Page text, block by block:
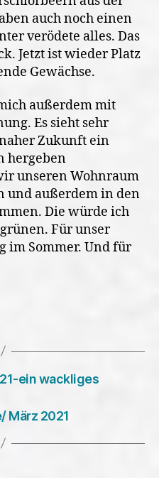
auch noch einen
verödete alles. Das
Jetzt ist wieder Platz
Gewächse.
außerdem mit
Es sieht sehr
Zukunft ein
hergeben
unseren Wohnraum
und außerdem in den
Die würde ich
Für unser
im Sommer. Und für
ein wackliges
März 2021